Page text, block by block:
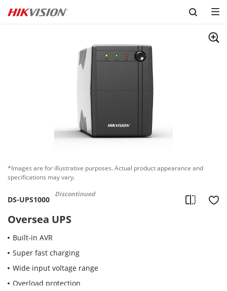
Skip to content
*Images are for illustrative purposes. Actual product appearance and
specifications may vary.
DS-UPS1000
Discontinued
Oversea UPS
Built-in AVR
Super fast charging
Wide input voltage range
Overload protection